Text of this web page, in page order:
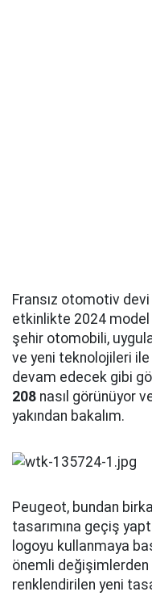
Fransız otomotiv
etkinlikte 2024 model
şehir otomobili,
ve yeni teknolojileri
devam edecek gibi
208 nasıl görünüyor
yakından bakalım.
Peugeot, bundan
tasarımına geçiş
logoyu kullanmaya
önemli değişimlerden
renklendirilen yeni